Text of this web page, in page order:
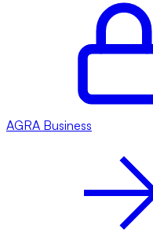
AGRA Business